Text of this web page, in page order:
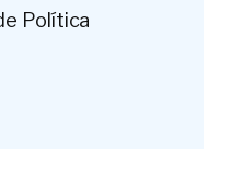
Política